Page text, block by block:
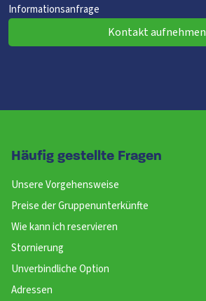
Informationsanfrage
Kontakt aufnehmen
Häufig gestellte Fragen
Unsere Vorgehensweise
Preise der Gruppenunterkünfte
Wie kann ich reservieren
Stornierung
Unverbindliche Option
Adressen